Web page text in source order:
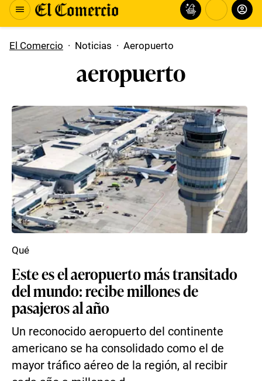
El Comercio · Noticias · Aeropuerto
aeropuerto
Este es el aeropuerto más transitado
del mundo: recibe millones de
pasajeros al año
Un reconocido aeropuerto del continente
americano se ha consolidado como el de
mayor tráfico aéreo de la región, al recibir
Qué